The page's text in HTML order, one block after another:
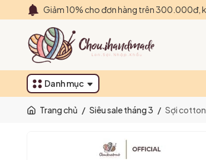
Giảm 10% cho đơn hàng trên 300.000đ,
Danh mục
Trang chủ / Siêu sale tháng 3 / Sợi cotton